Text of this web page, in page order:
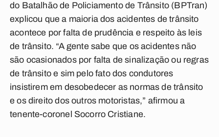
do Batalhão de Policiamento de Trânsito (BPTran)
explicou que a maioria dos acidentes de trânsito
acontece por falta de prudência e respeito às leis
de trânsito. “A gente sabe que os acidentes não
são ocasionados por falta de sinalização ou regras
de trânsito e sim pelo fato dos condutores
insistirem em desobedecer as normas de trânsito
e os direito dos outros motoristas,” afirmou a
tenente-coronel Socorro Cristiane.